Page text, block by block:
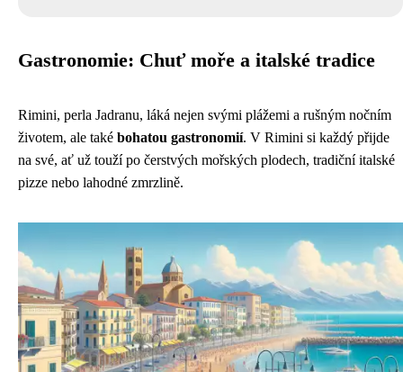
Gastronomie: Chuť moře a italské tradice
Rimini, perla Jadranu, láká nejen svými plážemi a rušným nočním
životem, ale také bohatou gastronomií. V Rimini si každý přijde
na své, ať už touží po čerstvých mořských plodech, tradiční italské
pizze nebo lahodné zmrzlině.